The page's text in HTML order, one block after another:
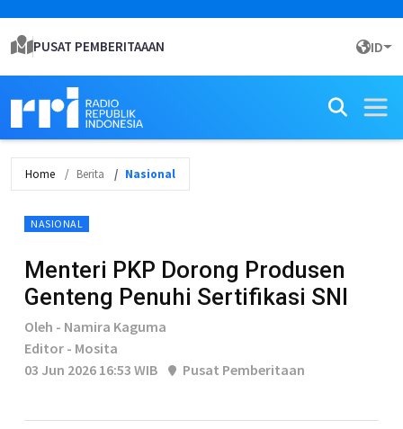
PUSAT PEMBERITAAAN ID
Home Berita Nasional
NASIONAL
Menteri PKP Dorong Produsen
Genteng Penuhi Sertifikasi SNI
Oleh - Namira Kaguma
Editor - Mosita
03 Jun 2026 16:53 WIB
Pusat Pemberitaan